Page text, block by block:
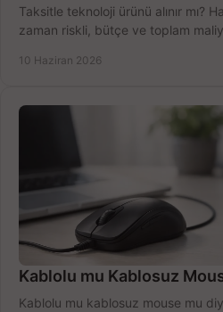
Taksitle teknoloji ürünü alınır mı?
zaman riskli, bütçe ve toplam
10 Haziran 2026
Kablolu mu Kablosuz
Kablolu mu kablosuz mouse mu